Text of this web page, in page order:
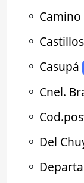
⚬ Camino
⚬ Castillos
⚬ Casupá
⚬ Cnel.
⚬
⚬ Del
⚬